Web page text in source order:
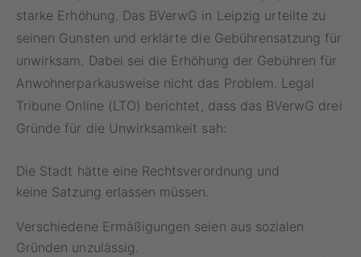
starke Erhöhung. Das BVerwG in Leipzig urteilte zu
seinen Gunsten und erklärte die Gebührensatzung für
unwirksam. Dabei sei die Erhöhung der Gebühren für
Anwohnerparkausweise nicht das Problem. Legal
Tribune Online (LTO) berichtet, dass das BVerwG drei
Gründe für die Unwirksamkeit sah:
Die Stadt hätte eine Rechtsverordnung und
keine Satzung erlassen müssen.
Verschiedene Ermäßigungen seien aus sozialen
Gründen unzulässig.